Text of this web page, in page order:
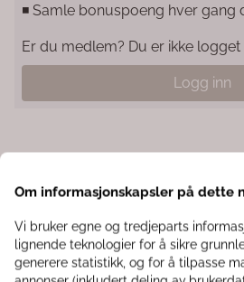
◾️ Samle bonuspoeng hver gang
Er du medlem? Du er ikke logget
Logg inn
Krukke Odd Grey Onyx– en
eksklusiv, marmorert grå
finishen gir et tidløst og luksuriøst
Om informasjonskapsler på dette
Vi bruker egne og tredjeparts
lignende teknologier for å sikre
generere statistikk, og for å tilpasse